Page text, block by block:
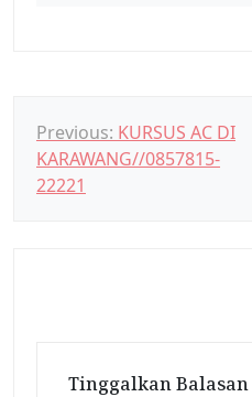
N
a
v
Previous: KURSUS AC DI
KARAWANG//0857815-
22221
Tinggalkan Balasan